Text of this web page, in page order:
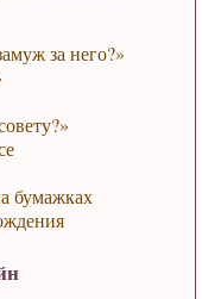
за него?»
бумажках